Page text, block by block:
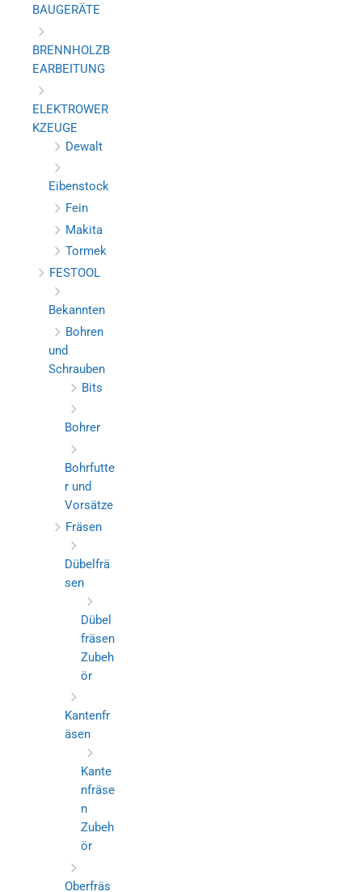
BAUGERÄTE
BRENNHOLZB
EARBEITUNG
ELEKTROWER
KZEUGE
Dewalt
Eibenstock
Fein
Makita
Tormek
FESTOOL
Bekannten
Bohren
und
Schrauben
Bits
Bohrer
Bohrfutte
r und
Vorsätze
Fräsen
Dübelfrä
sen
Dübel
fräsen
Zubeh
ör
Kantenfr
äsen
Kante
nfräse
n
Zubeh
ör
Oberfräs